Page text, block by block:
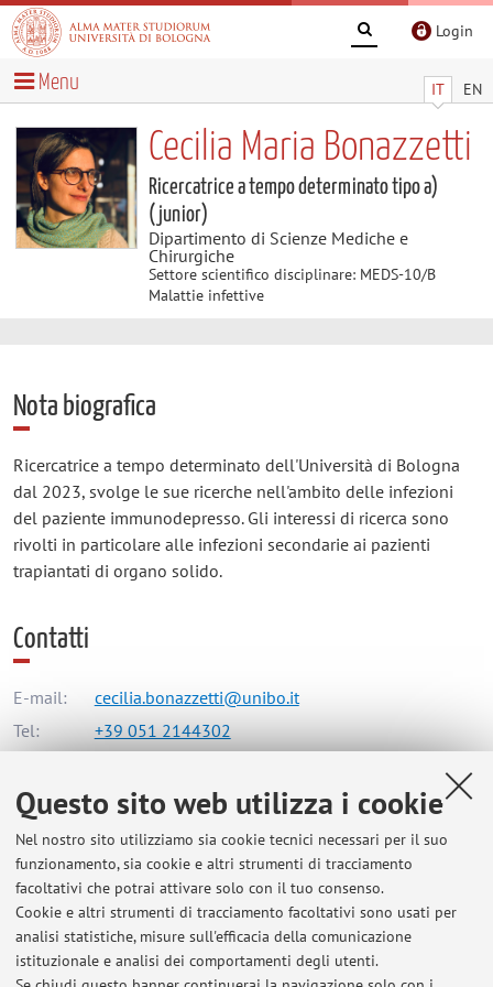
Questo sito web utilizza i cookie
Nel nostro sito utilizziamo sia cookie tecnici necessari per il suo
funzionamento, sia cookie e altri strumenti di tracciamento
facoltativi che potrai attivare solo con il tuo consenso.
Cookie e altri strumenti di tracciamento facoltativi sono usati per
analisi statistiche, misure sull'efficacia della comunicazione
istituzionale e analisi dei comportamenti degli utenti.
Login
IT EN
Menu
Cecilia Maria Bonazzetti
Ricercatrice a tempo determinato tipo a)
(junior)
Dipartimento di Scienze Mediche e
Chirurgiche
Settore scientifico disciplinare: MEDS-10/B
Malattie infettive
Nota biografica
Ricercatrice a tempo determinato dell'Università di Bologna
dal 2023, svolge le sue ricerche nell'ambito delle infezioni
del paziente immunodepresso. Gli interessi di ricerca sono
rivolti in particolare alle infezioni secondarie ai pazienti
trapiantati di organo solido.
Contatti
E-mail:
cecilia.bonazzetti@unibo.it
Tel:
+39 051 2144302
Dipartimento di Scienze Mediche e Chirurgiche
Via Massarenti 9, Bologna -Vai alla mappa
Risorse in rete
ORCID